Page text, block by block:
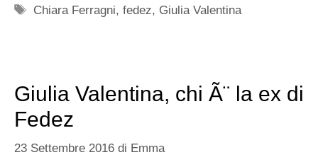
Tag
Chiara Ferragni,fedez, Giulia Valentina
Giulia Valentina, chi Ã¨ la ex di
Fedez
23 Settembre 2016 di Emma